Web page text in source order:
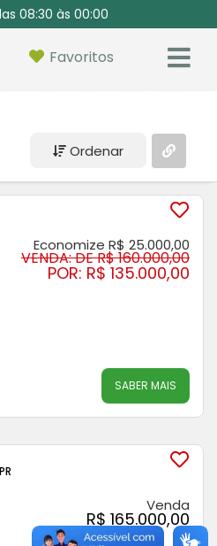
08:30 às 00:00
Favoritos
Ordenar
Economize R$ 25.000,00
VENDA: DE R$ 160.000,00
POR: R$ 135.000,00
SABER MAIS
Venda
R$ 165.000,00